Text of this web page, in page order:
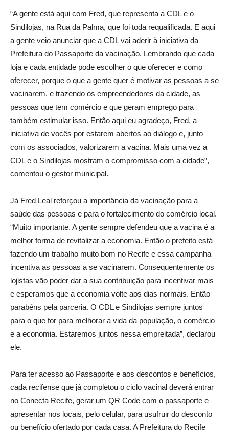
“A gente está aqui com Fred, que representa a CDL e o
Sindilojas, na Rua da Palma, que foi toda requalificada. E aqui
a gente veio anunciar que a CDL vai aderir à iniciativa da
Prefeitura do Passaporte da vacinação. Lembrando que cada
loja e cada entidade pode escolher o que oferecer e como
oferecer, porque o que a gente quer é motivar as pessoas a se
vacinarem, e trazendo os empreendedores da cidade, as
pessoas que tem comércio e que geram emprego para
também estimular isso. Então aqui eu agradeço, Fred, a
iniciativa de vocês por estarem abertos ao diálogo e, junto
com os associados, valorizarem a vacina. Mais uma vez a
CDL e o Sindilojas mostram o compromisso com a cidade”,
comentou o gestor municipal.
Já Fred Leal reforçou a importância da vacinação para a
saúde das pessoas e para o fortalecimento do comércio local.
“Muito importante. A gente sempre defendeu que a vacina é a
melhor forma de revitalizar a economia. Então o prefeito está
fazendo um trabalho muito bom no Recife e essa campanha
incentiva as pessoas a se vacinarem. Consequentemente os
lojistas vão poder dar a sua contribuição para incentivar mais
e esperamos que a economia volte aos dias normais. Então
parabéns pela parceria. O CDL e Sindilojas sempre juntos
para o que for para melhorar a vida da população, o comércio
e a economia. Estaremos juntos nessa empreitada”, declarou
ele.
Para ter acesso ao Passaporte e aos descontos e benefícios,
cada recifense que já completou o ciclo vacinal deverá entrar
no Conecta Recife, gerar um QR Code com o passaporte e
apresentar nos locais, pelo celular, para usufruir do desconto
ou benefício ofertado por cada casa. A Prefeitura do Recife